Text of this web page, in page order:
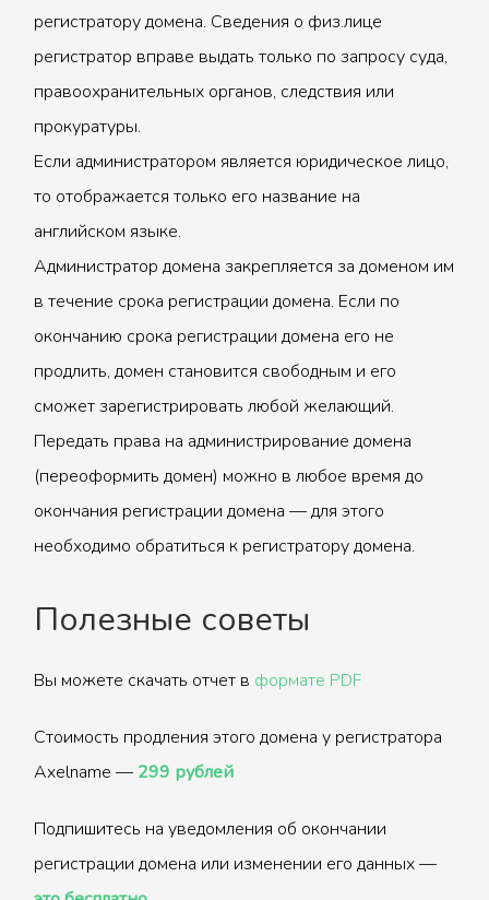
регистратору домена. Сведения о физ.лице
регистратор вправе выдать только по запросу суда,
правоохранительных органов, следствия или
прокуратуры.
Если администратором является юридическое лицо,
то отображается только его название на
английском языке.
Администратор домена закрепляется за доменом им
в течение срока регистрации домена. Если по
окончанию срока регистрации домена его не
продлить, домен становится свободным и его
сможет зарегистрировать любой желающий.
Передать права на администрирование домена
(переоформить домен) можно в любое время до
окончания регистрации домена — для этого
необходимо обратиться к регистратору домена.
Полезные советы
Вы можете скачать отчет в формате PDF
Стоимость продления этого домена у регистратора
Axelname — 299 рублей
Подпишитесь на уведомления об окончании
регистрации домена или изменении его данных —